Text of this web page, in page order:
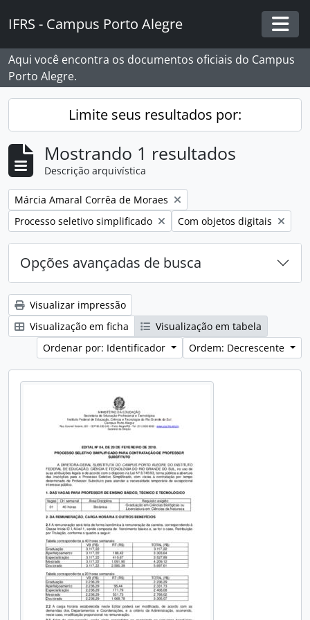
IFRS - Campus Porto Alegre
Aqui você encontra os documentos oficiais do Campus
Porto Alegre.
Limite seus resultados por:
Mostrando 1 resultados
Descrição arquivística
Remover filtro:
Márcia Amaral Corrêa de Moraes
Remover filtro:
Processo seletivo simplificado Remover filtro:
Com objetos digitais
Opções avançadas de busca
Visualizar impressão
Visualização em ficha
Visualização em tabela
Ordenar por: Identificador
Ordem: Decrescente